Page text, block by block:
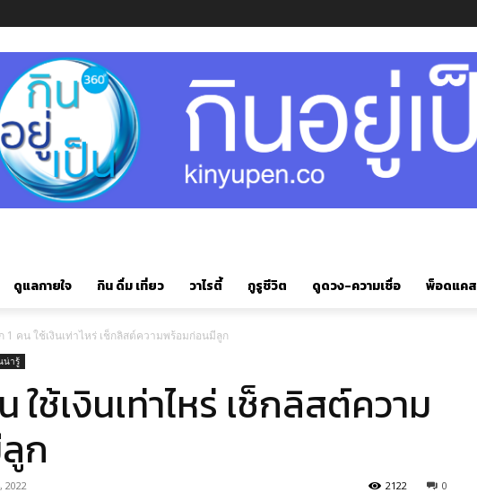
ดูแลกายใจ กิน ดื่ม เที่ยว วาไรตี้ กูรูชีวิต ดูดวง-ความเชื่อ พ็อดแคส
1 คน ใช้เงินเท่าไหร่ เช็กลิสต์ความพร้อมก่อนมีลูก
น่ารู้
ใช้เงินเท่าไหร่ เช็กลิสต์ความ
ก
2022 0
2122